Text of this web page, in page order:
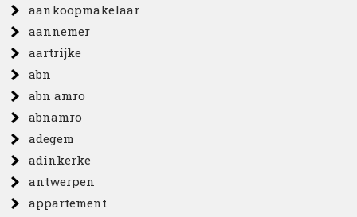
aankoopmakelaar
aannemer
aartrijke
abn
abn amro
abnamro
adegem
adinkerke
antwerpen
appartement